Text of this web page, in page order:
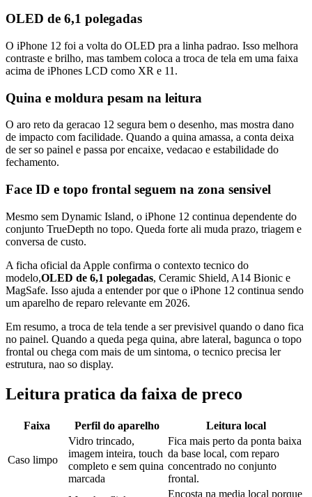
OLED de 6,1 polegadas
O iPhone 12 foi a volta do OLED pra a linha padrao. Isso melhora
contraste e brilho, mas tambem coloca a troca de tela em uma faixa
acima de iPhones LCD como XR e 11.
Quina e moldura pesam na leitura
O aro reto da geracao 12 segura bem o desenho, mas mostra dano
de impacto com facilidade. Quando a quina amassa, a conta deixa
de ser so painel e passa por encaixe, vedacao e estabilidade do
fechamento.
Face ID e topo frontal seguem na zona sensivel
Mesmo sem Dynamic Island, o iPhone 12 continua dependente do
conjunto TrueDepth no topo. Queda forte ali muda prazo, triagem e
conversa de custo.
A ficha oficial da Apple confirma o contexto tecnico do
modelo,OLED de 6,1 polegadas, Ceramic Shield, A14 Bionic e
MagSafe. Isso ajuda a entender por que o iPhone 12 continua sendo
um aparelho de reparo relevante em 2026.
Em resumo, a troca de tela tende a ser previsivel quando o dano fica
no painel. Quando a queda pega quina, abre lateral, bagunca o topo
frontal ou chega com mais de um sintoma, o tecnico precisa ler
estrutura, nao so display.
Leitura pratica da faixa de preco
Faixa Perfil do aparelho Leitura local
Caso limpo
Vidro trincado,
imagem inteira, touch
completo e sem quina
marcada
Fica mais perto da ponta baixa
da base local, com reparo
concentrado no conjunto
frontal.
Encosta na media local porque